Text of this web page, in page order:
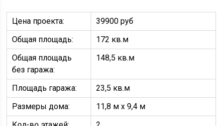
Цена проекта:
39900 руб
Общая площадь:
172 кв.м
Общая площадь
без гаража:
148,5 кв.м
Площадь гаража:
23,5 кв.м
Размеры дома:
11,8 м х 9,4 м